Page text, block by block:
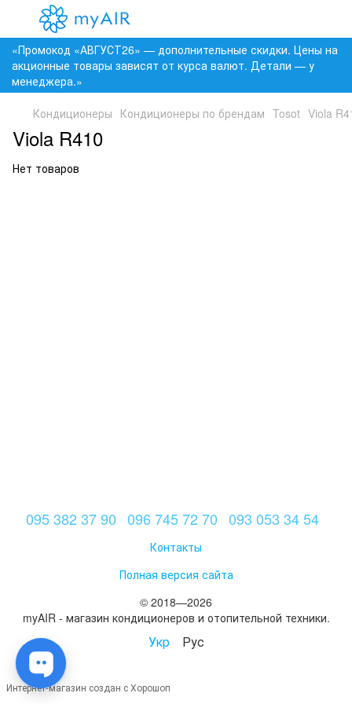
«Промокод «АВГУСТ26» — дополнительные скидки. Цены на
акционные товары зависят от курса валют. Детали — у
менеджера.»
Кондиционеры Кондиционеры по брендам Tosot Viola
Viola R410
Нет товаров
095 382 37 90 096 745 72 70 093 053 34 54
Контакты
Полная версия сайта
© 2018—2026
myAIR - магазин кондиционеров и отопительной техники.
Укр Рус
Интернет-магазин создан с Хорошоп